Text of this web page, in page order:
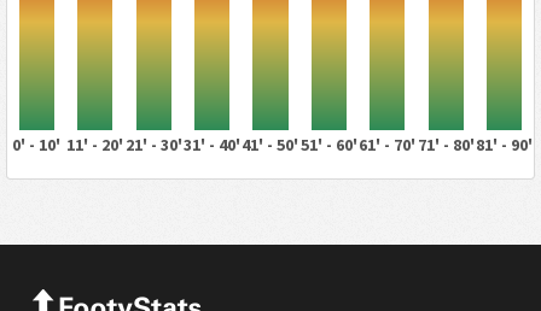
0' - 10' 11' - 20' 21' - 30'31' - 40'41' - 50'51' - 60'61' - 70' 71' - 80'81' - 90'